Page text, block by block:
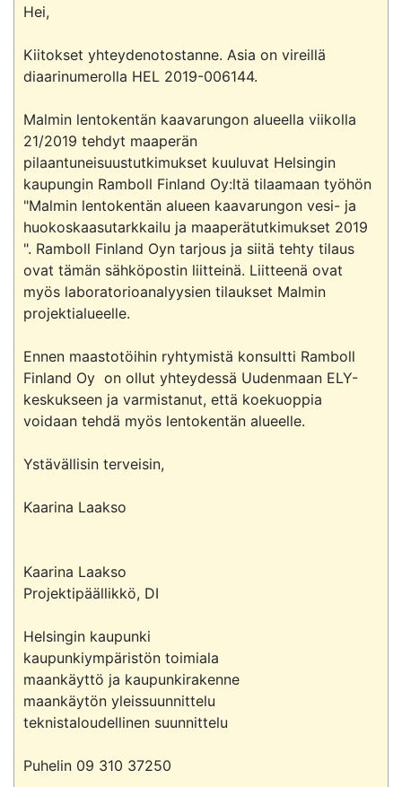
Hei,
Kiitokset yhteydenotostanne. Asia on vireillä
diaarinumerolla HEL 2019-006144.
Malmin lentokentän kaavarungon alueella viikolla
21/2019 tehdyt maaperän
pilaantuneisuustutkimukset kuuluvat Helsingin
kaupungin Ramboll Finland Oy:ltä tilaamaan työhön
"Malmin lentokentän alueen kaavarungon vesi- ja
huokoskaasutarkkailu ja maaperätutkimukset 2019
". Ramboll Finland Oyn tarjous ja siitä tehty tilaus
ovat tämän sähköpostin liitteinä. Liitteenä ovat
myös laboratorioanalyysien tilaukset Malmin
projektialueelle.
Ennen maastotöihin ryhtymistä konsultti Ramboll
Finland Oy  on ollut yhteydessä Uudenmaan ELY-
keskukseen ja varmistanut, että koekuoppia
voidaan tehdä myös lentokentän alueelle.
Ystävällisin terveisin,
Kaarina Laakso
Kaarina Laakso
Projektipäällikkö, DI
Helsingin kaupunki
kaupunkiympäristön toimiala
maankäyttö ja kaupunkirakenne
maankäytön yleissuunnittelu
teknistaloudellinen suunnittelu
Puhelin 09 310 37250